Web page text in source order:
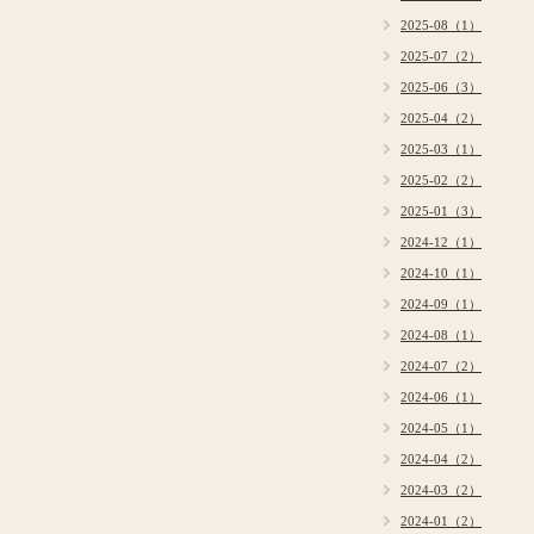
2025-08（1）
2025-07（2）
2025-06（3）
2025-04（2）
2025-03（1）
2025-02（2）
2025-01（3）
2024-12（1）
2024-10（1）
2024-09（1）
2024-08（1）
2024-07（2）
2024-06（1）
2024-05（1）
2024-04（2）
2024-03（2）
2024-01（2）